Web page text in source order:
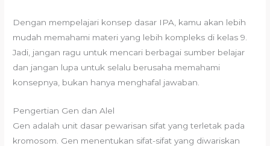
Dengan mempelajari konsep dasar IPA, kamu akan lebih
mudah memahami materi yang lebih kompleks di kelas 9.
Jadi, jangan ragu untuk mencari berbagai sumber belajar
dan jangan lupa untuk selalu berusaha memahami
konsepnya, bukan hanya menghafal jawaban.
Pengertian Gen dan Alel
Gen adalah unit dasar pewarisan sifat yang terletak pada
kromosom. Gen menentukan sifat-sifat yang diwariskan